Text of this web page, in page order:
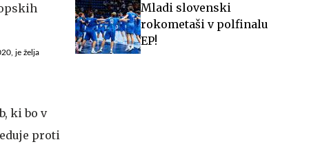
je želja
ki bo v
proti
Mladi slovenski
rokometaši v polfinalu
EP!